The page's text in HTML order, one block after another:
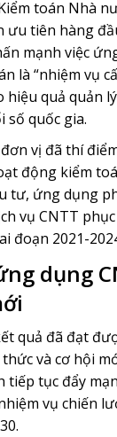
toán Nhà
ưu tiên hàng
mạnh việc
là “nhiệm vụ
hiệu quả quản
quốc gia.
vị đã thí
động kiểm
tư, ứng dụng
vụ CNTT
đoạn 2021-
dụng
quả đã đạt
và cơ hội
tiếp tục đẩy
vụ chiến